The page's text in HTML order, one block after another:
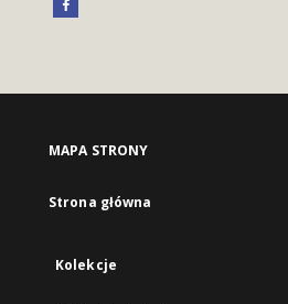
MAPA STRONY
Strona główna
Kolekcje